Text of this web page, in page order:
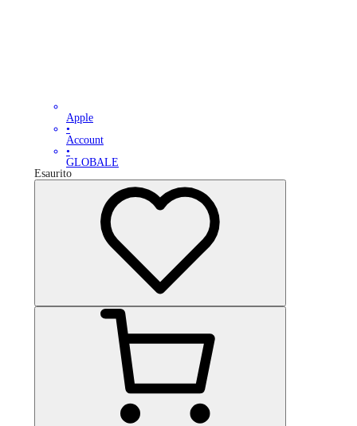
Apple
•
Account
•
GLOBALE
Esaurito